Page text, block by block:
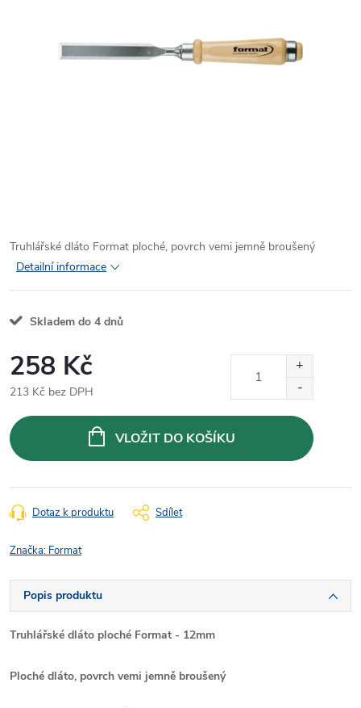
Truhlářské dláto Format ploché, povrch vemi jemně broušený
Detailní informace
Skladem do 4 dnů
258 Kč
213 Kč bez DPH
cena:
VLOŽIT DO KOŠÍKU
Dotaz k produktu Sdílet
Značka: Format
Popis produktu
Truhlářské dláto ploché Format - 12mm
Ploché dláto, povrch vemi jemně broušený